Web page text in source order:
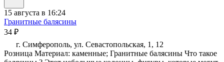
15 августа в 16:24
Гранитные балясины
34 ₽
г. Симферополь, ул. Севастопольская, 1, 12
Розница Материал: каменные; Гранитные балясины Что такое